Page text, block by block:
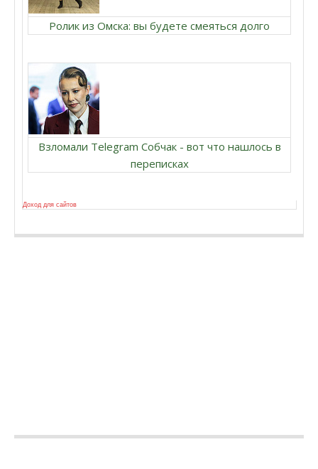
Ролик из Омска: вы будете смеяться долго
Взломали Telegram Собчак - вот что нашлось в
переписках
Доход для сайтов